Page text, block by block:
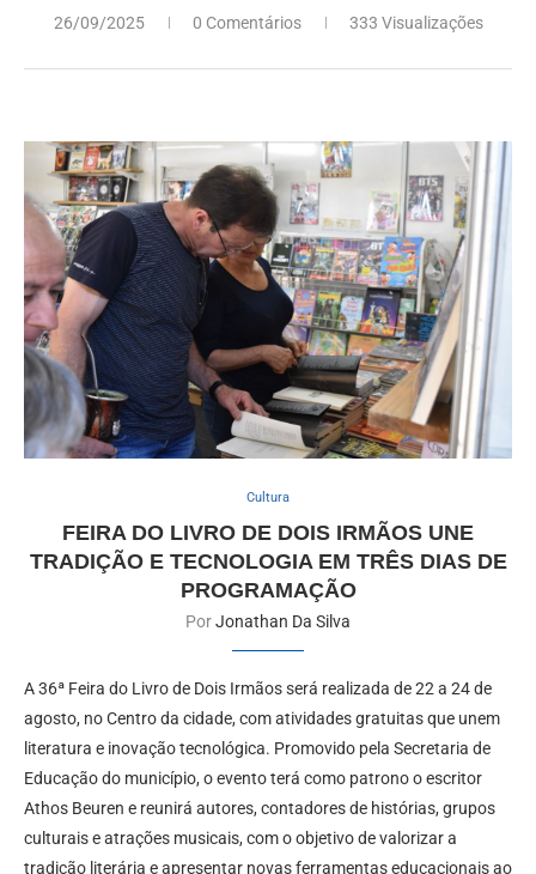
26/09/2025 0 Comentários 333 Visualizações
Cultura
FEIRA DO LIVRO DE DOIS IRMÃOS UNE
TRADIÇÃO E TECNOLOGIA EM TRÊS DIAS DE
PROGRAMAÇÃO
PorJonathan Da Silva
A 36ª Feira do Livro de Dois Irmãos será realizada de 22 a 24 de
agosto, no Centro da cidade, com atividades gratuitas que unem
literatura e inovação tecnológica. Promovido pela Secretaria de
Educação do município, o evento terá como patrono o escritor
Athos Beuren e reunirá autores, contadores de histórias, grupos
culturais e atrações musicais, com o objetivo de valorizar a
tradição literária e apresentar novas ferramentas educacionais ao